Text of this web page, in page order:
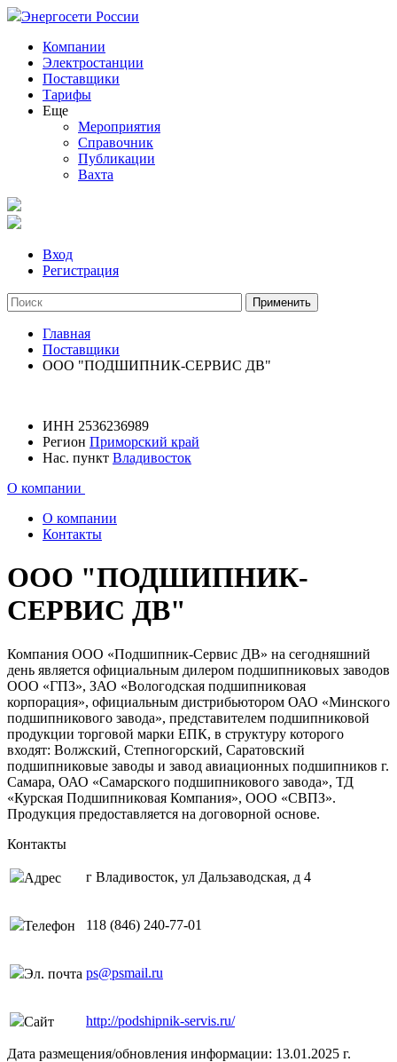
Энергосети России
Компании
Электростанции
Поставщики
Тарифы
Еще
Мероприятия
Справочник
Публикации
Вахта
Вход
Регистрация
Главная
Поставщики
ООО "ПОДШИПНИК-СЕРВИС ДВ"
ИНН 2536236989
Регион Приморский край
Нас. пункт Владивосток
О компании
О компании
Контакты
ООО "ПОДШИПНИК-
СЕРВИС ДВ"
Компания ООО «Подшипник-Сервис ДВ» на сегодняшний
день является официальным дилером подшипниковых заводов
ООО «ГПЗ», ЗАО «Вологодская подшипниковая
корпорация», официальным дистрибьютором ОАО «Минского
подшипникового завода», представителем подшипниковой
продукции торговой марки ЕПК, в структуру которого
входят: Волжский, Степногорский, Саратовский
подшипниковые заводы и завод авиационных подшипников г.
Самара, ОАО «Самарского подшипникового завода», ТД
«Курская Подшипниковая Компания», ООО «СВПЗ».
Продукция предоставляется на договорной основе.
Контакты
Адрес г Владивосток, ул Дальзаводская, д 4
Телефон 118 (846) 240-77-01
Эл. почта ps@psmail.ru
Сайт http://podshipnik-servis.ru/
Дата размещения/обновления информации: 13.01.2025 г.